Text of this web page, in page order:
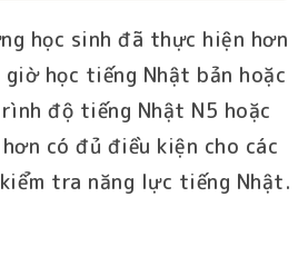
học sinh đã thực hiện hơn
giờ học tiếng Nhật bản hoặc
độ tiếng Nhật N5 hoặc
có đủ điều kiện cho các
tra năng lực tiếng Nhật.